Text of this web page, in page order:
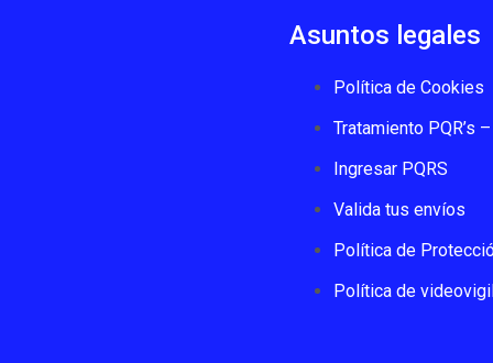
Asuntos legales
Política de Cookies
Tratamiento PQR’s
Ingresar PQRS
Valida tus envíos
Política de
Política de